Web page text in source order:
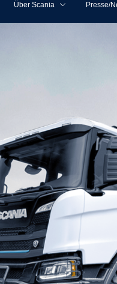
Über Scania Presse/